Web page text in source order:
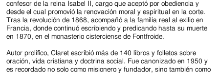
confesor de la reina Isabel II, cargo que aceptó por obediencia y
desde el cual promovió la renovación moral y espiritual en la corte.
Tras la revolución de 1868, acompañó a la familia real al exilio en
Francia, donde continuó escribiendo y predicando hasta su muerte
en 1870, en el monasterio cisterciense de Fontfroide.
Autor prolífico, Claret escribió más de 140 libros y folletos sobre
oración, vida cristiana y doctrina social. Fue canonizado en 1950 y
es recordado no solo como misionero y fundador, sino también como